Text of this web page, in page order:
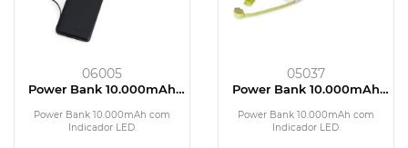
06005
Power Bank 10.000mAh
Power Bank 10.000mAh com
Indicador LED.
05037
Power Bank 10.000mAh
Power Bank 10.000mAh com
Indicador LED.